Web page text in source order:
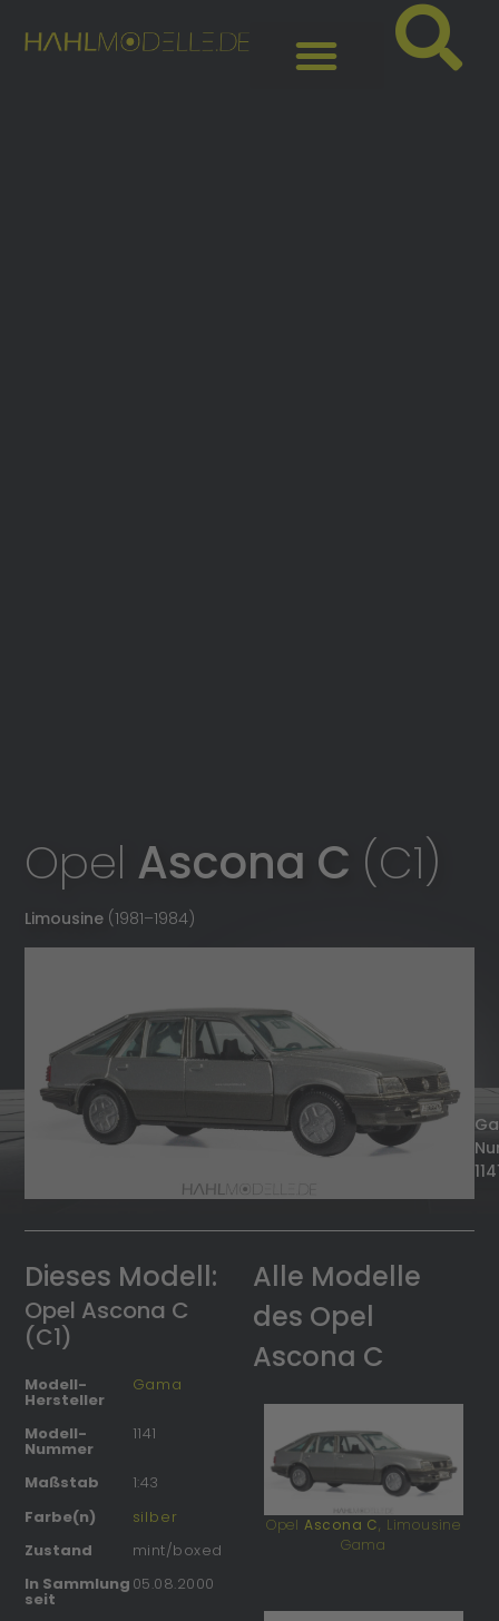
Opel Ascona C (C1)
Limousine (1981–1984)
Dieses Modell:
Opel Ascona C
(C1)
Modell-
Hersteller
Gama
Modell-
Nummer
1141
Maßstab
1:43
Farbe(n)
silber
Zustand
mint/boxed
In Sammlung
seit
05.08.2000
Alle Modelle
des Opel
Ascona C
Opel Ascona C, Limousine
Gama